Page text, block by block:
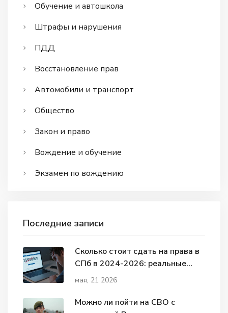
Обучение и автошкола
Штрафы и нарушения
ПДД
Восстановление прав
Автомобили и транспорт
Общество
Закон и право
Вождение и обучение
Экзамен по вождению
Последние записи
Сколько стоит сдать на права в
СПб в 2024-2026: реальные
цены и скрытые платежи
мая, 21 2026
Можно ли пойти на СВО с